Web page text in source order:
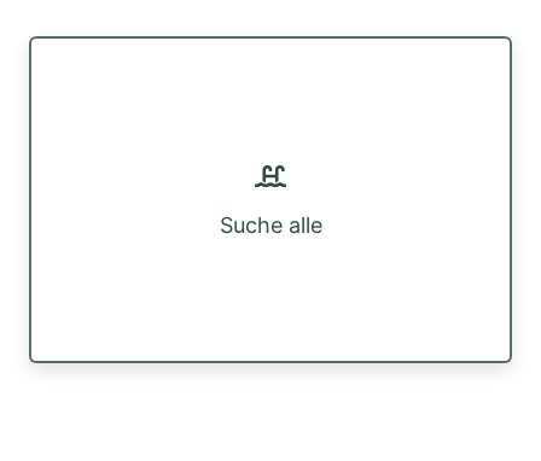
Suche alle